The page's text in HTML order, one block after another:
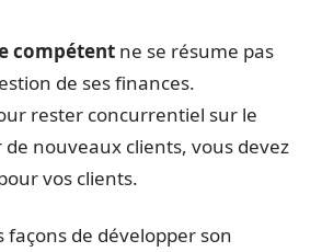
compétent ne se résume pas
de ses finances.
rester concurrentiel sur le
nouveaux clients, vous devez
vos clients.
façons de développer son